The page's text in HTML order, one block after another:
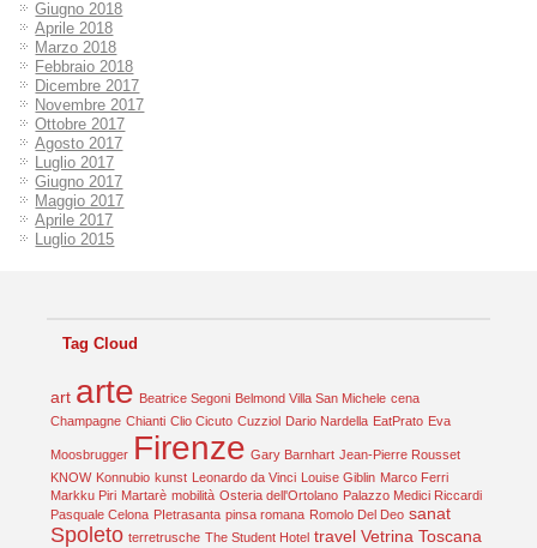
Giugno 2018
Aprile 2018
Marzo 2018
Febbraio 2018
Dicembre 2017
Novembre 2017
Ottobre 2017
Agosto 2017
Luglio 2017
Giugno 2017
Maggio 2017
Aprile 2017
Luglio 2015
Tag Cloud
art arte Beatrice Segoni Belmond Villa San Michele cena
Champagne Chianti Clio Cicuto Cuzziol Dario Nardella EatPrato Eva
Moosbrugger Firenze Gary Barnhart Jean-Pierre Rousset
KNOW Konnubio kunst Leonardo da Vinci Louise Giblin Marco Ferri
Markku Piri Martarè mobilità Osteria dell'Ortolano Palazzo Medici Riccardi
Pasquale Celona PIetrasanta pinsa romana Romolo Del Deo sanat
Spoleto terretrusche The Student Hotel travel Vetrina Toscana